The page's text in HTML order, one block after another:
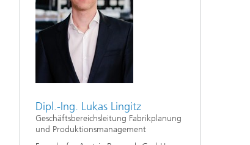
Dipl.-Ing. Lukas Lingitz
Geschäftsbereichsleitung Fabrikplanung
und Produktionsmanagement